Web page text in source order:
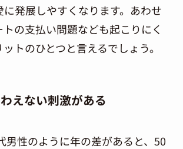
発展しやすくなります。あわせ
の支払い問題なども起こりにく
トのひとつと言えるでしょう。
えない刺激がある
男性のように年の差があると、50